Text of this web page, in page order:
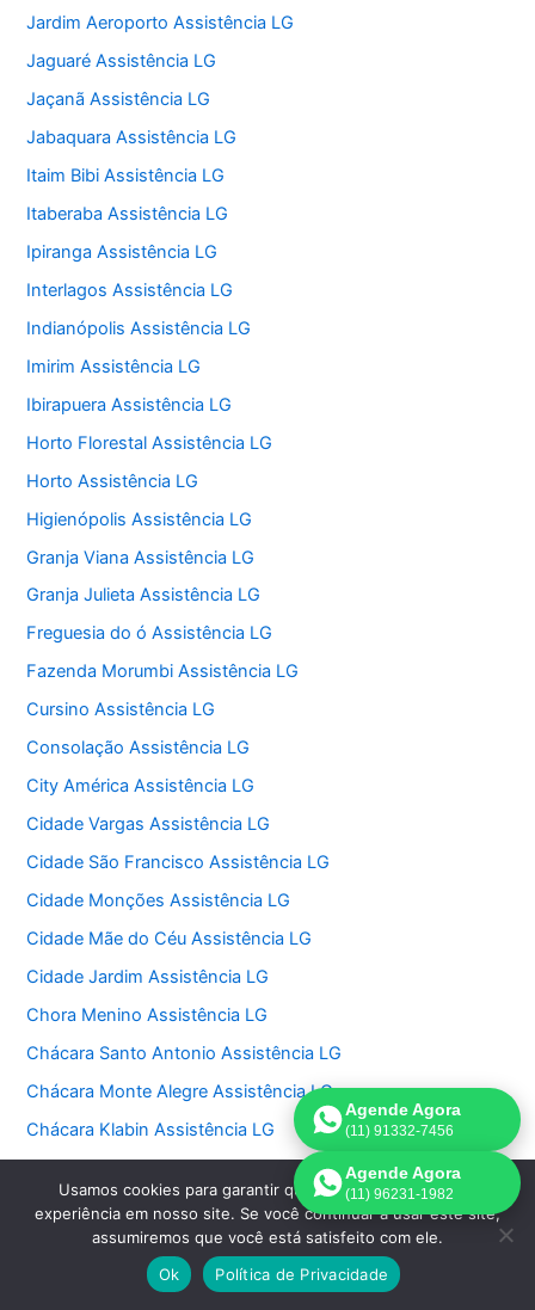
Jardim Aeroporto Assistência LG
Jaguaré Assistência LG
Jaçanã Assistência LG
Jabaquara Assistência LG
Itaim Bibi Assistência LG
Itaberaba Assistência LG
Ipiranga Assistência LG
Interlagos Assistência LG
Indianópolis Assistência LG
Imirim Assistência LG
Ibirapuera Assistência LG
Horto Florestal Assistência LG
Horto Assistência LG
Higienópolis Assistência LG
Granja Viana Assistência LG
Granja Julieta Assistência LG
Freguesia do ó Assistência LG
Fazenda Morumbi Assistência LG
Cursino Assistência LG
Consolação Assistência LG
City América Assistência LG
Cidade Vargas Assistência LG
Cidade São Francisco Assistência LG
Cidade Monções Assistência LG
Cidade Mãe do Céu Assistência LG
Cidade Jardim Assistência LG
Chora Menino Assistência LG
Chácara Santo Antonio Assistência LG
Chácara Monte Alegre Assistência LG
Chácara Klabin Assistência LG
Chácara Inglesa Assistência LG
Chácara Flora Assistência LG
Chácara Belenzinho Assistência LG
Agende Agora
(11) 91332-7456
Agende Agora
(11) 96231-1982
Usamos cookies para garantir que oferecemos a melhor
experiência em nosso site. Se você continuar a usar este site,
assumiremos que você está satisfeito com ele.
Ok
Política de Privacidade